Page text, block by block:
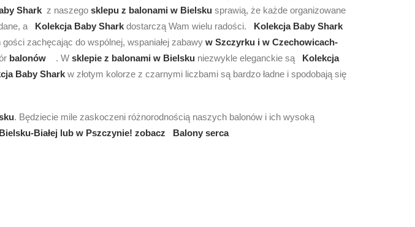
Shark z naszego sklepu z balonami w Bielsku sprawią, że każde organizowane
a Kolekcja Baby Shark dostarczą Wam wielu radości.
Kolekcja Baby Shark
zachęcając do wspólnej, wspaniałej zabawy w Szczyrku i w Czechowicach-
balonów . W sklepie z balonami w Bielsku niezwykle eleganckie są
Kolekcja
Baby Shark w złotym kolorze z czarnymi liczbami są bardzo ładne i spodobają się
. Będziecie mile zaskoczeni różnorodnością naszych balonów i ich wysoką
Białej lub w Pszczynie! zobacz Balony serca